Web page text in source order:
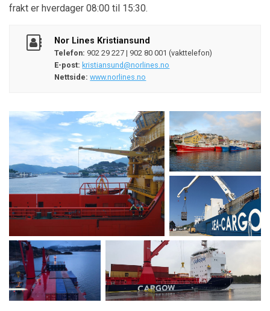
frakt er hverdager 08:00 til 15:30.
Nor Lines Kristiansund
Telefon: 902 29 227 | 902 80 001 (vakttelefon)
E-post: kristiansund@norlines.no
Nettside: www.norlines.no